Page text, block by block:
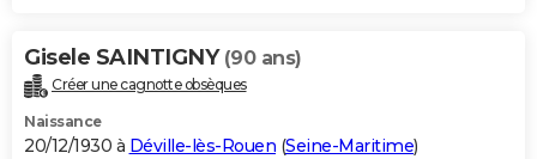
Gisele SAINTIGNY (90 ans)
Créer une cagnotte obsèques
Naissance
20/12/1930 à Déville-lès-Rouen (Seine-Maritime)